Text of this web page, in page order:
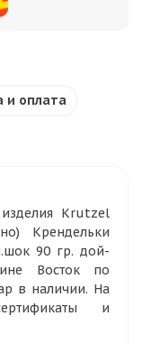
и оплата
Krutzel
Крендельки
90 гр. дой-
Восток по
в наличии. На
и